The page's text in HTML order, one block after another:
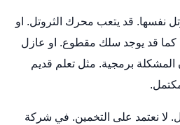
نفسها. قد يتعب محرك الثروتل. او
قد يوجد سلك مقطوع. او عازل
برمجية. مثل تعلم قديم
نعتمد على التخمين. في شركة